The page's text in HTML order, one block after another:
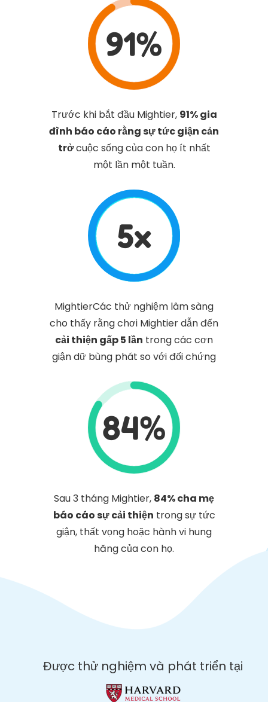
91%
Trước khi bắt đầu Mightier, 91% gia
đình báo cáo rằng sự tức giận cản
trởcuộc sống của con họ ít nhất
một lần một tuần.
5x
MightierCác thử nghiệm lâm sàng
cho thấy rằng chơi Mightier dẫn đến
cải thiện gấp 5 lần trong các cơn
giận dữ bùng phát so với đối chứng
84%
Sau 3 tháng Mightier, 84% cha mẹ
báo cáo sự cải thiện trong sự tức
giận, thất vọng hoặc hành vi hung
hăng của con họ.
Được thử nghiệm và phát triển tại